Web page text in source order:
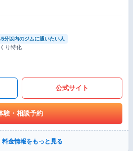
分以内のジムに通いたい人
り特化
公式サイト
験・相談予約
料金情報をもっと見る